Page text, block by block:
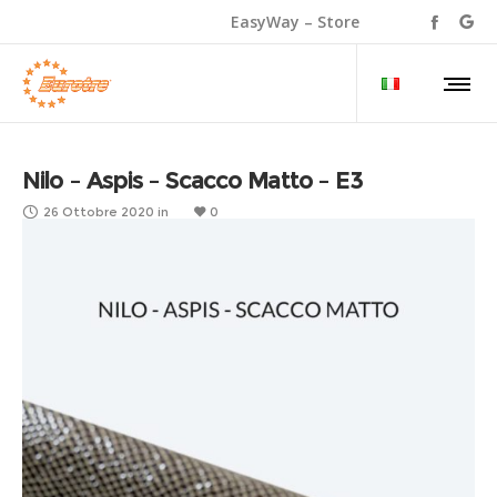
EasyWay – Store
Nilo – Aspis – Scacco Matto – E3
26 Ottobre 2020 in 0